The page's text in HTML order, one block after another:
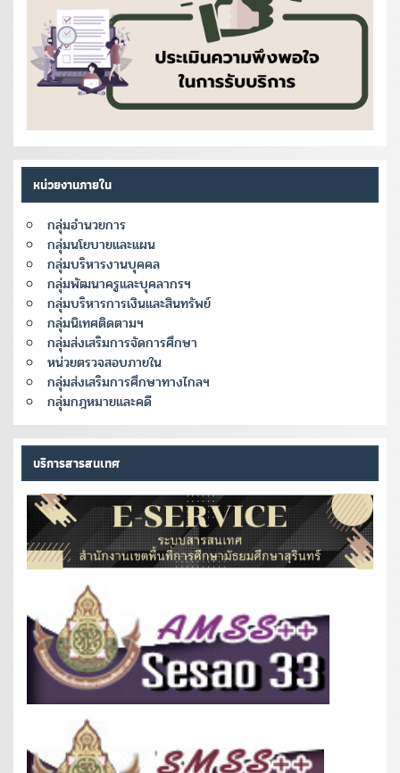
หน่วยงานภายใน
กลุ่มอำนวยการ
กลุ่มนโยบายและแผน
กลุ่มบริหารงานบุคคล
กลุ่มพัฒนาครูและบุคลากรฯ
กลุ่มบริหารการเงินและสินทรัพย์
กลุ่มนิเทศติดตามฯ
กลุ่มส่งเสริมการจัดการศึกษา
หน่วยตรวจสอบภายใน
กลุ่มส่งเสริมการศึกษาทางไกลฯ
กลุ่มกฎหมายและคดี
บริการสารสนเทศ